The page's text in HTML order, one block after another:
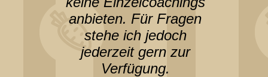
anbieten. Für Fragen
stehe ich jedoch
jederzeit gern zur
Verfügung.